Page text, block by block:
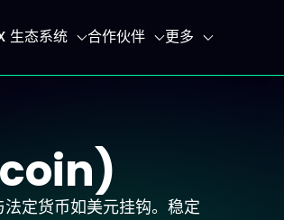
生态系统 合作伙伴 更多
定货币如美元挂钩。稳定